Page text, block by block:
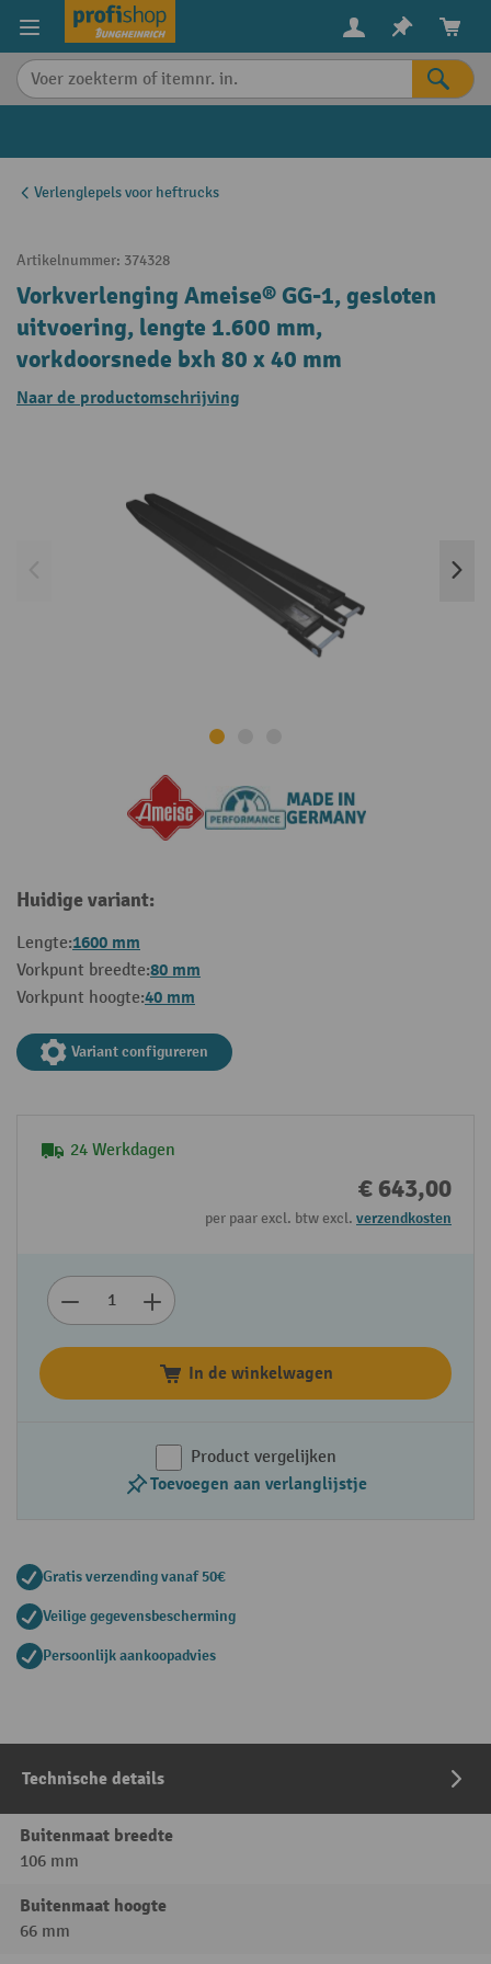
content
Verlenglepels voor heftrucks
Artikelnummer: 374328
Vorkverlenging Ameise® GG-1, gesloten
uitvoering, lengte 1.600 mm,
vorkdoorsnede bxh 80 x 40 mm
Naar de productomschrijving
Huidige variant:
Lengte:1600 mm
Vorkpunt breedte:80 mm
Vorkpunt hoogte:40 mm
Variant configureren
24 Werkdagen
€ 643,00
per paar excl. btw excl. verzendkosten
In de winkelwagen
Product vergelijken
Toevoegen aan verlanglijstje
Gratis verzending vanaf 50€
Veilige gegevensbescherming
Persoonlijk aankoopadvies
Technische details
Buitenmaat breedte
106 mm
Buitenmaat hoogte
66 mm